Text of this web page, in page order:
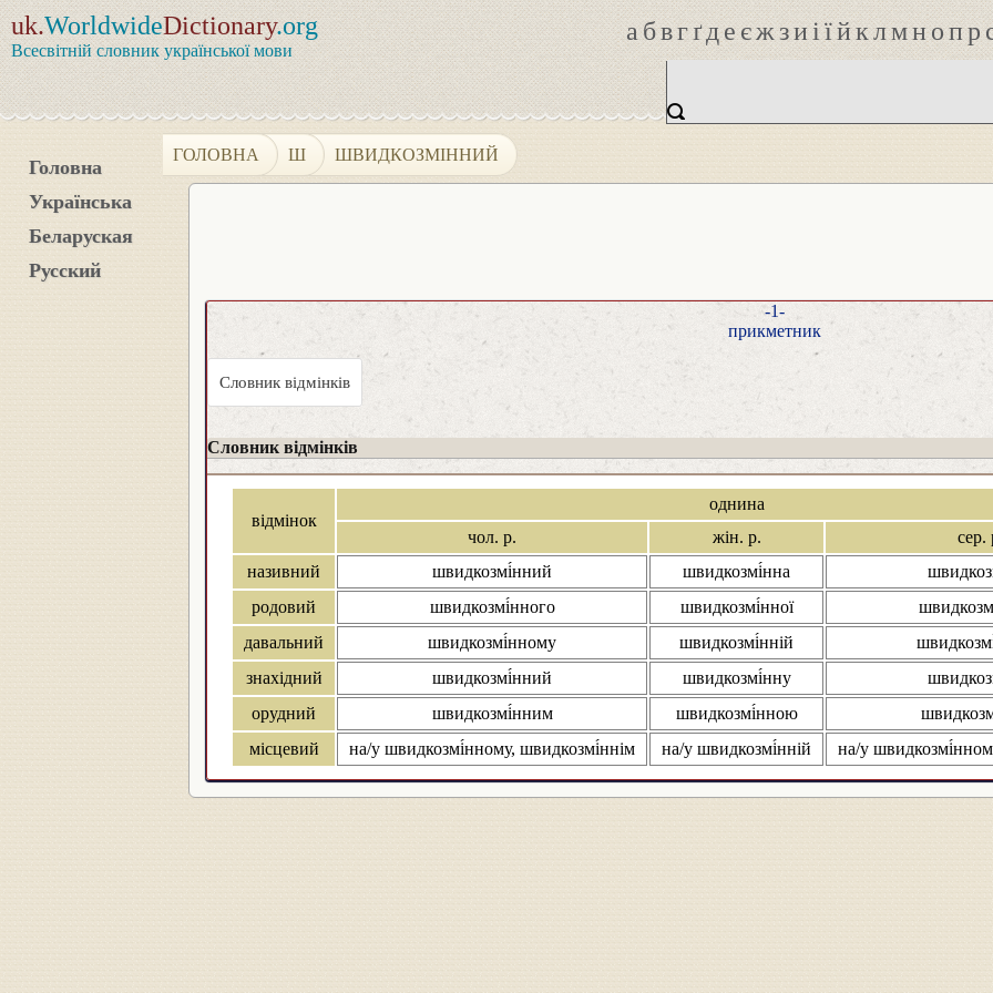
uk.WorldwideDictionary.org
Всесвітній словник української мови
абвгґдеєжзиіїйклмнопр
Головна
Українська
Беларуская
Русский
ГОЛОВНА Ш ШВИДКОЗМІННИЙ
-1-
прикметник
Словник відмінків
Словник відмінків
відмінок
однина
чол. р.
жін. р.
сер.
називний
швидкозмі́нний швидкозмі́нна
родовий
швидкозмі́нного швидкозмі́нної
давальний
швидкозмі́нному швидкозмі́нній
знахідний
швидкозмі́нний швидкозмі́нну
орудний
швидкозмі́нним швидкозмі́нною
місцевий
на/у швидкозмі́нному, швидкозмі́ннім на/у швидкозмі́нній на/у